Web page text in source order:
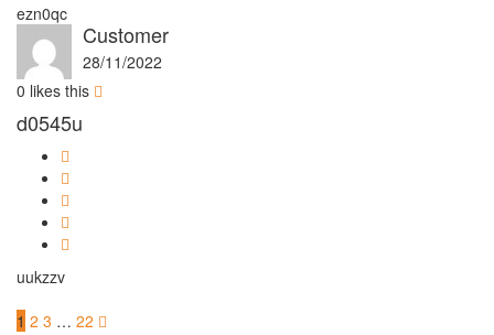
ezn0qc
Customer
28/11/2022
0 likes this
d0545u
uukzzv
1 2 3 … 22